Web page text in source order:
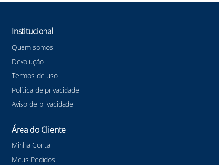
Institucional
Quem somos
Devolução
Termos de uso
Política de privacidade
Aviso de privacidade
Área do Cliente
Minha Conta
Meus Pedidos